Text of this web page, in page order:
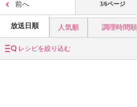
前へ 3/6ページ
放送日順 人気順 調理時間順
レシピを絞り込む